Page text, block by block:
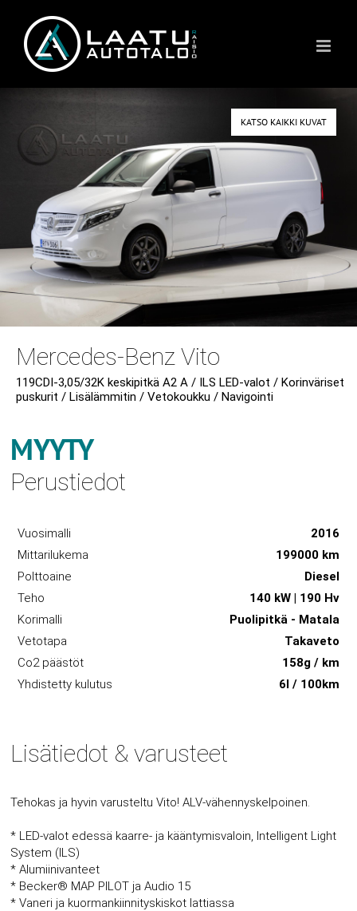
content
KATSO KAIKKI KUVAT
Mercedes-Benz Vito
119CDI-3,05/32K keskipitkä A2 A / ILS LED-valot / Korinväriset
puskurit / Lisälämmitin / Vetokoukku / Navigointi
MYYTY
Perustiedot
Vuosimalli
2016
Mittarilukema
199000 km
Polttoaine
Diesel
Teho
140 kW | 190 Hv
Korimalli
Puolipitkä - Matala
Vetotapa
Takaveto
Co2 päästöt
158g / km
Yhdistetty kulutus
6l / 100km
Lisätiedot & varusteet
Tehokas ja hyvin varusteltu Vito! ALV-vähennyskelpoinen.
* LED-valot edessä kaarre- ja kääntymisvaloin, Intelligent Light
System (ILS)
* Alumiinivanteet
* Becker® MAP PILOT ja Audio 15
* Vaneri ja kuormankiinnityskiskot lattiassa